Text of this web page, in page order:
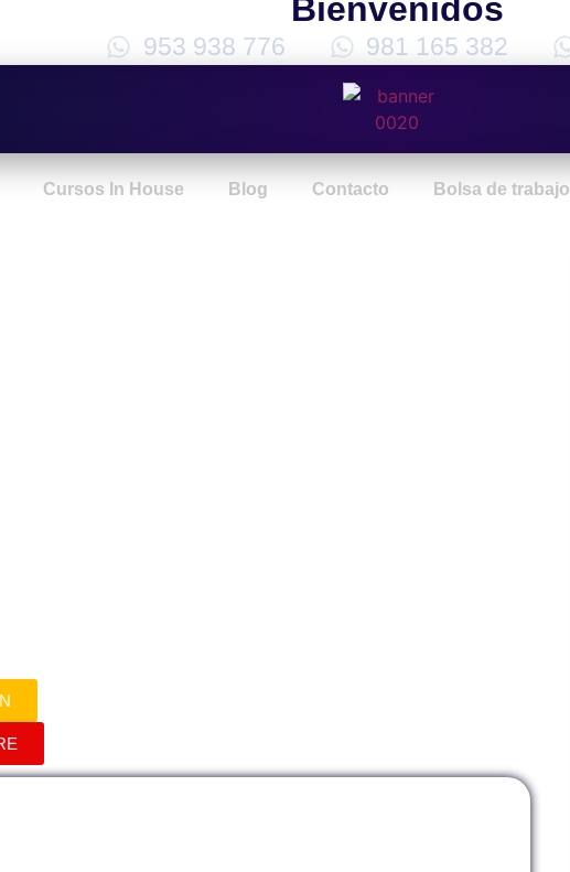
Bienvenidos
953 938 776 981 165 382
Cursos In House Blog Contacto Bolsa de trabajo